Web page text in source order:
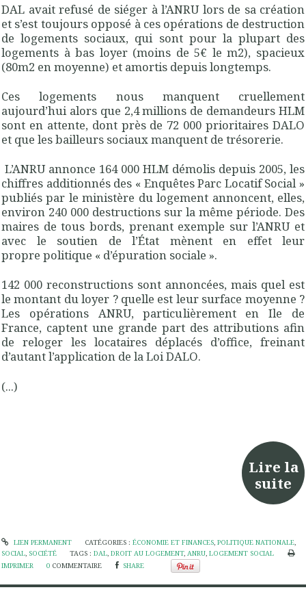
DAL avait refusé de siéger à l’ANRU lors de sa création
et s’est toujours opposé à ces opérations de destruction
de logements sociaux, qui sont pour la plupart des
logements à bas loyer (moins de 5€ le m2), spacieux
(80m2 en moyenne) et amortis depuis longtemps.
Ces logements nous manquent cruellement
aujourd’hui alors que 2,4 millions de demandeurs HLM
sont en attente, dont près de 72 000 prioritaires DALO
et que les bailleurs sociaux manquent de trésorerie.
L’ANRU annonce 164 000 HLM démolis depuis 2005, les
chiffres additionnés des « Enquêtes Parc Locatif Social »
publiés par le ministère du logement annoncent, elles,
environ 240 000 destructions sur la même période. Des
maires de tous bords, prenant exemple sur l’ANRU et
avec le soutien de l’État mènent en effet leur
propre politique « d’épuration sociale ».
142 000 reconstructions sont annoncées, mais quel est
le montant du loyer ? quelle est leur surface moyenne ?
Les opérations ANRU, particulièrement en Ile de
France, captent une grande part des attributions afin
de reloger les locataires déplacés d’office, freinant
d’autant l’application de la Loi DALO.
(...)
Lire la
suite
LIEN PERMANENT CATÉGORIES : ÉCONOMIE ET FINANCES, POLITIQUE NATIONALE,
SOCIAL, SOCIÉTÉ TAGS :DAL,DROIT AU LOGEMENT,ANRU,LOGEMENT SOCIAL
IMPRIMER
0 COMMENTAIRE SHARE